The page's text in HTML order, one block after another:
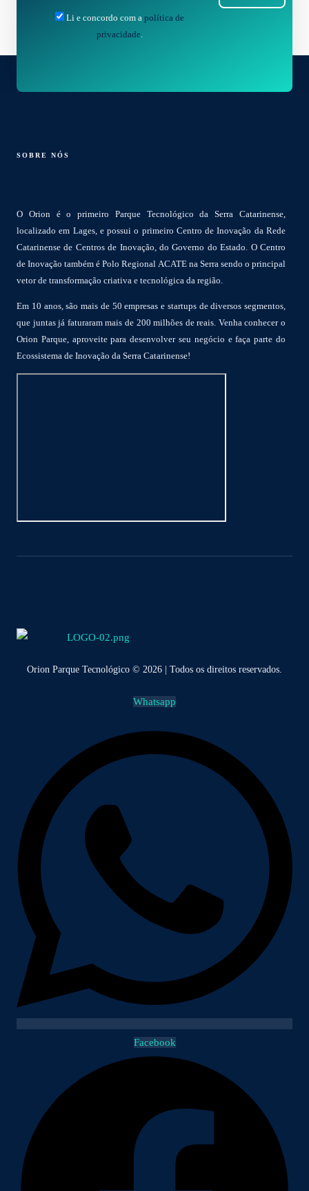
Li e concordo com a política de
privacidade
SOBRE NÓS
O Orion é o primeiro Parque Tecnológico da Serra Catarinense,
localizado em Lages, e possui o primeiro Centro de Inovação da Rede
Catarinense de Centros de Inovação, do Governo do Estado. O Centro
de Inovação também é Polo Regional ACATE na Serra sendo o principal
vetor de transformação criativa e tecnológica da região.
Em 10 anos, são mais de 50 empresas e startups de diversos segmentos,
que juntas já faturaram mais de 200 milhões de reais. Venha conhecer o
Orion Parque, aproveite para desenvolver seu negócio e faça parte do
Ecossistema de Inovação da Serra Catarinense!
Orion Parque Tecnológico © 2026 | Todos os direitos reservados.
Whatsapp
Facebook